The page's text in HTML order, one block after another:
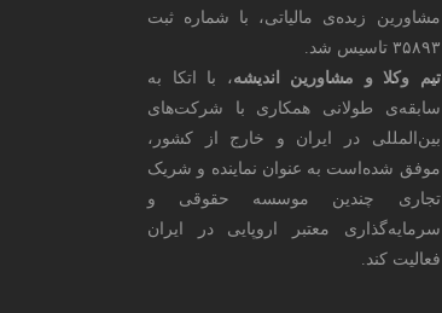
مشاورین زبده‌ی مالیاتی، با شماره ثبت
۳۵۸۹۳ تاسیس شد.
تیم وکلا و مشاورین اندیشه، با اتکا به
سابقه‌ی طولانی همکاری با شرکت‌های
بین‌المللی در ایران و خارج از کشور،
موفق شده‌است به عنوان نماینده و شریک
تجاری چندین موسسه حقوقی و
سرمایه‌گذاری معتبر اروپایی در ایران
فعالیت کند.